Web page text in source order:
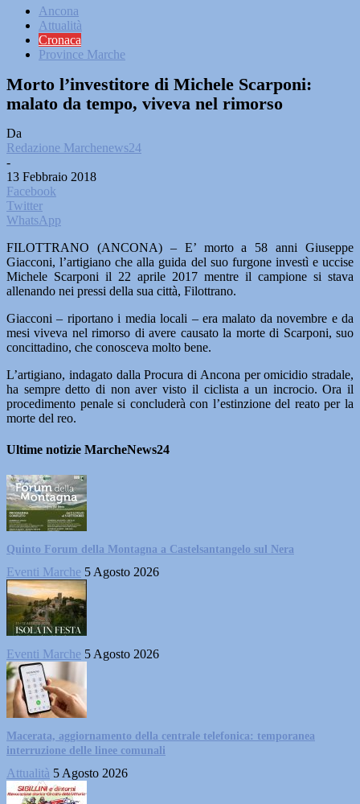
Ancona
Attualità
Cronaca
Province Marche
Morto l’investitore di Michele Scarponi:
malato da tempo, viveva nel rimorso
Da
Redazione Marchenews24
-
13 Febbraio 2018
Facebook
Twitter
WhatsApp
FILOTTRANO (ANCONA) – E’ morto a 58 anni Giuseppe
Giacconi, l’artigiano che alla guida del suo furgone investì e uccise
Michele Scarponi il 22 aprile 2017 mentre il campione si stava
allenando nei pressi della sua città, Filottrano.
Giacconi – riportano i media locali – era malato da novembre e da
mesi viveva nel rimorso di avere causato la morte di Scarponi, suo
concittadino, che conosceva molto bene.
L’artigiano, indagato dalla Procura di Ancona per omicidio stradale,
ha sempre detto di non aver visto il ciclista a un incrocio. Ora il
procedimento penale si concluderà con l’estinzione del reato per la
morte del reo.
Ultime notizie MarcheNews24
Quinto Forum della Montagna a Castelsantangelo sul Nera
Eventi Marche 5 Agosto 2026
Eventi Marche 5 Agosto 2026
Macerata, aggiornamento della centrale telefonica: temporanea
interruzione delle linee comunali
Attualità 5 Agosto 2026